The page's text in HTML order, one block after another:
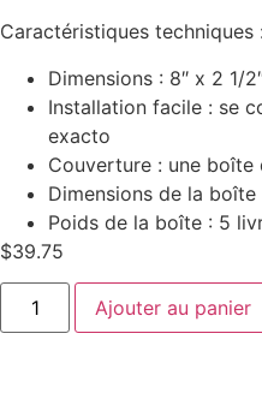
Caractéristiques techniques :
Dimensions : 8″ x 2 1/
Installation facile : se
exacto
Couverture : une
Dimensions de la boîte
Poids de la boîte : 5
$39.75
Ajouter au panier